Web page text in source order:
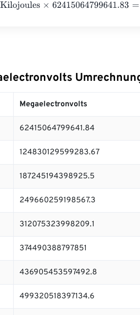
×62415064799641.83=
Megaelectronvolts
62415064799641.84
124830129599283.67
187245194398925.5
249660259198567.3
312075323998209.1
374490388797851
436905453597492.8
499320518397134.6